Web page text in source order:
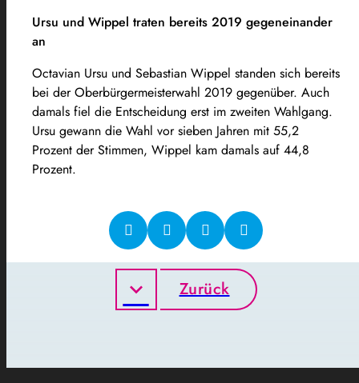
Ursu und Wippel traten bereits 2019 gegeneinander
an
Octavian Ursu und Sebastian Wippel standen sich bereits
bei der Oberbürgermeisterwahl 2019 gegenüber. Auch
damals fiel die Entscheidung erst im zweiten Wahlgang.
Ursu gewann die Wahl vor sieben Jahren mit 55,2
Prozent der Stimmen, Wippel kam damals auf 44,8
Prozent.
Zurück